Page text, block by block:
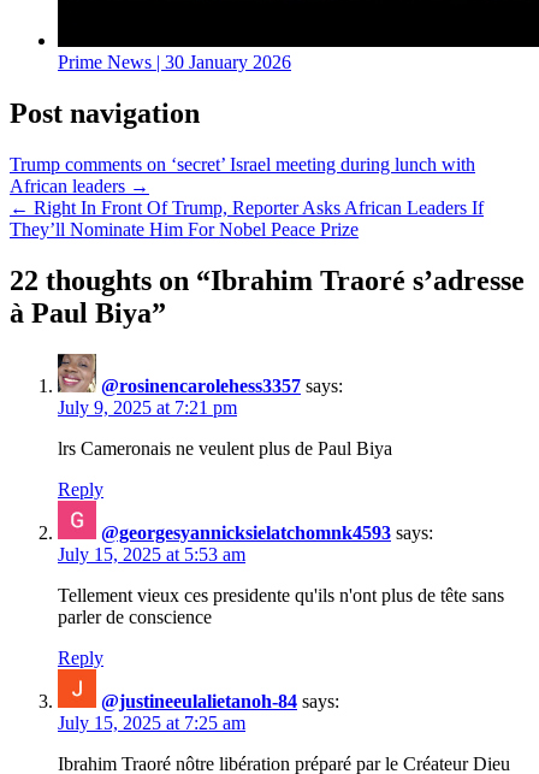
Prime News | 30 January 2026
Post navigation
Trump comments on ‘secret’ Israel meeting during lunch with
African leaders →
← Right In Front Of Trump, Reporter Asks African Leaders If
They’ll Nominate Him For Nobel Peace Prize
22 thoughts on “Ibrahim Traoré s’adresse
à Paul Biya”
@rosinencarolehess3357 says:
July 9, 2025 at 7:21 pm
lrs Cameronais ne veulent plus de Paul Biya
Reply
@georgesyannicksielatchomnk4593 says:
July 15, 2025 at 5:53 am
Tellement vieux ces presidente qu'ils n'ont plus de tête sans
parler de conscience
Reply
@justineeulalietanoh-84 says:
July 15, 2025 at 7:25 am
Ibrahim Traoré nôtre libération préparé par le Créateur Dieu